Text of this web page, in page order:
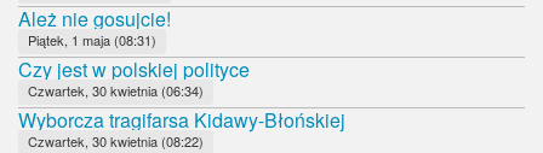
Ależ nie gosujcie!
Piątek, 1 maja (08:31)
Czy jest w polskiej polityce
Czwartek, 30 kwietnia (06:34)
Wyborcza tragifarsa Kidawy-Błońskiej
Czwartek, 30 kwietnia (08:22)